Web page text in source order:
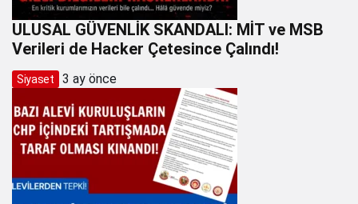
ULUSAL GÜVENLİK SKANDALI: MİT ve MSB
Verileri de Hacker Çetesince Çalındı!
Siyaset 3 ay önce